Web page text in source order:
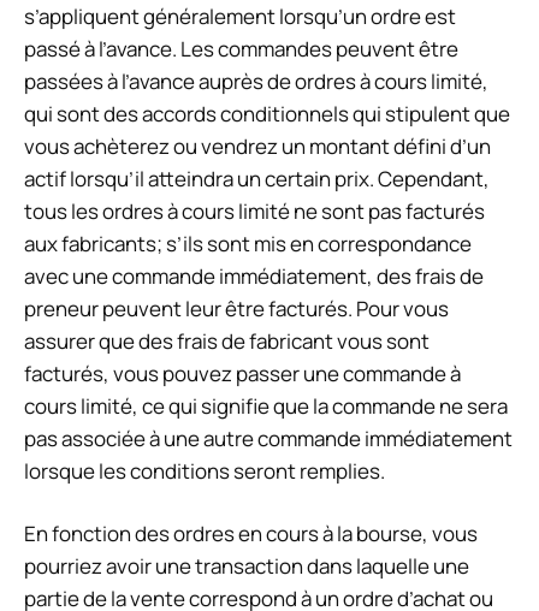
s’appliquent généralement lorsqu’un ordre est
passé à l’avance. Les commandes peuvent être
passées à l’avance auprès deordres à cours limité,
qui sont des accords conditionnels qui stipulent que
vous achèterez ou vendrez un montant défini d’un
actif lorsqu’il atteindra un certain prix. Cependant,
tous les ordres à cours limité ne sont pas facturés
aux fabricants; s’ils sont mis en correspondance
avec une commande immédiatement, des frais de
preneur peuvent leur être facturés. Pour vous
assurer que des frais de fabricant vous sont
facturés, vous pouvez passer une commande à
cours limité, ce qui signifie que la commande ne sera
pas associée à une autre commande immédiatement
lorsque les conditions seront remplies.
En fonction des ordres en cours à la bourse, vous
pourriez avoir une transaction dans laquelle une
partie de la vente correspond à un ordre d’achat ou